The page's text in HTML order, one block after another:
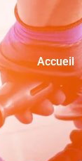
Accueil